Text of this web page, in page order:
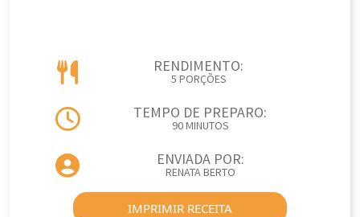
RENDIMENTO:
5 PORÇÕES
TEMPO DE PREPARO:
90 MINUTOS
ENVIADA POR:
RENATA BERTO
IMPRIMIR RECEITA